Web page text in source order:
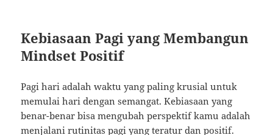
Kebiasaan Pagi yang Membangun
Mindset Positif
Pagi hari adalah waktu yang paling krusial untuk
memulai hari dengan semangat. Kebiasaan yang
benar-benar bisa mengubah perspektif kamu adalah
menjalani rutinitas pagi yang teratur dan positif.